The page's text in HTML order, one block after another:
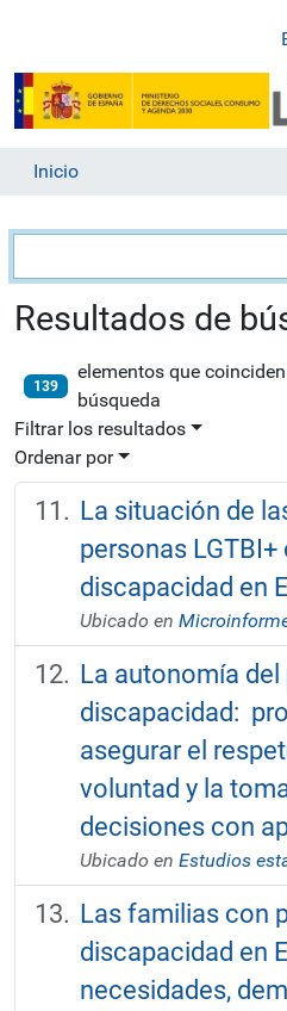
Inicio
Resultados de
139
elementos que
búsqueda
Filtrar los resultados
Ordenar por
La situación de
personas LGTBI+
discapacidad en
Ubicado en
La autonomía
discapacidad:
asegurar el
voluntad y la
decisiones con
Ubicado en Estudios
Las familias con
discapacidad en
necesidades,